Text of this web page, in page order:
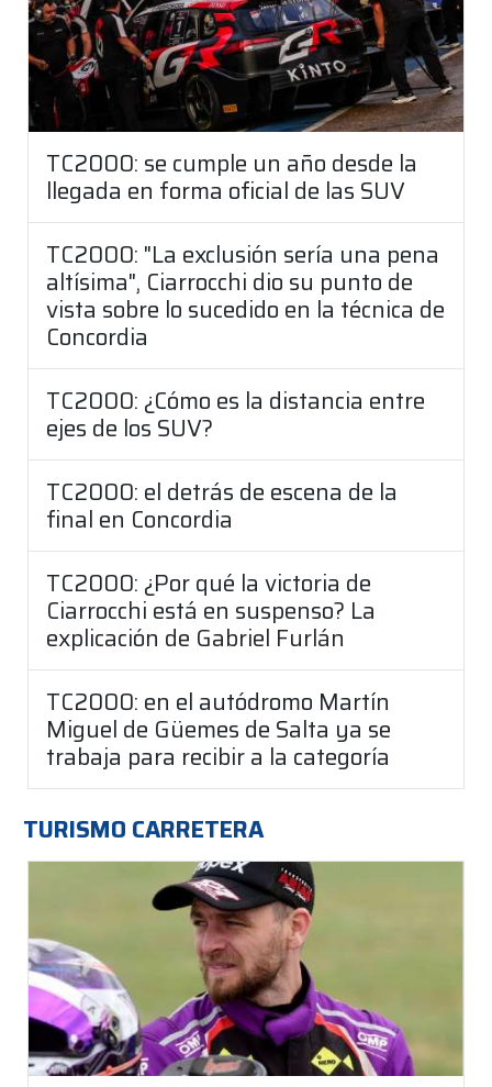
TC2000: se cumple un año desde la
llegada en forma oficial de las SUV
TC2000: "La exclusión sería una pena
altísima", Ciarrocchi dio su punto de
vista sobre lo sucedido en la técnica de
Concordia
TC2000: ¿Cómo es la distancia entre
ejes de los SUV?
TC2000: el detrás de escena de la
final en Concordia
TC2000: ¿Por qué la victoria de
Ciarrocchi está en suspenso? La
explicación de Gabriel Furlán
TC2000: en el autódromo Martín
Miguel de Güemes de Salta ya se
trabaja para recibir a la categoría
TURISMO CARRETERA